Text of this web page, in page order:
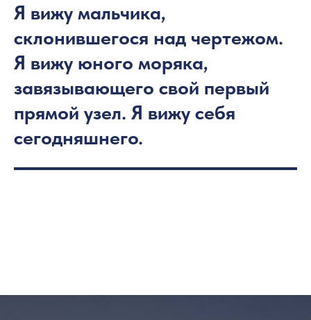
Я вижу мальчика,
склонившегося над чертежом.
Я вижу юного моряка,
завязывающего свой первый
прямой узел. Я вижу себя
сегодняшнего.